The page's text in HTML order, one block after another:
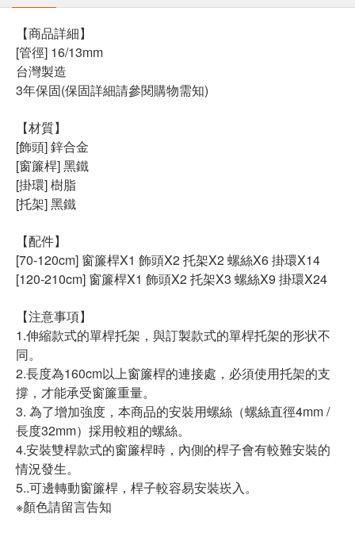
【商品詳細】
[管徑] 16/13mm
台灣製造
3年保固(保固詳細請參閱購物需知)
【材質】
[飾頭] 鋅合金
[窗簾桿] 黑鐵
[掛環] 樹脂
[托架] 黑鐵
【配件】
[70-120cm] 窗簾桿X1 飾頭X2 托架X2 螺絲X6 掛環X14
[120-210cm] 窗簾桿X1 飾頭X2 托架X3 螺絲X9 掛環X24
【注意事項】
1.伸縮款式的單桿托架，與訂製款式的單桿托架的形状不
同。
2.長度為160cm以上窗簾桿的連接處，必須使用托架的支
撐，才能承受窗簾重量。
3. 為了增加強度，本商品的安裝用螺絲（螺絲直徑4mm /
長度32mm）採用較粗的螺絲。
4.安裝雙桿款式的窗簾桿時，內側的桿子會有較難安裝的
情況發生。
5..可邊轉動窗簾桿，桿子較容易安裝崁入。
※顏色請留言告知